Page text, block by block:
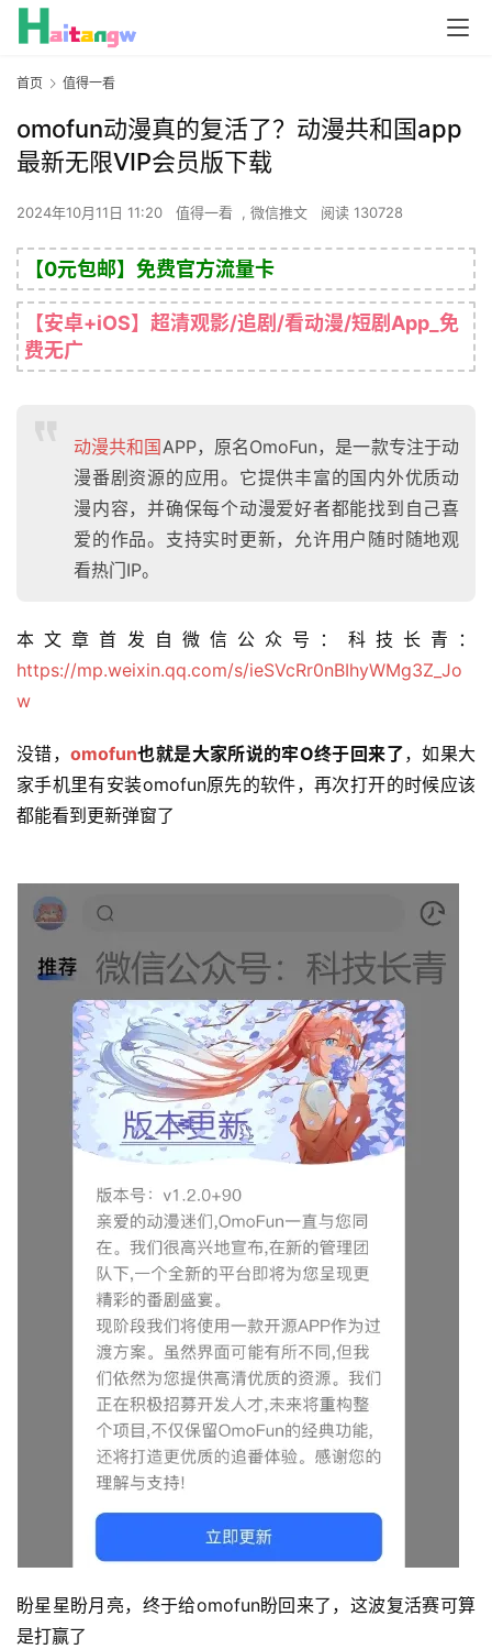
首页 值得一看
omofun动漫真的复活了？动漫共和国app
最新无限VIP会员版下载
2024年10月11日 11:20 值得一看 , 微信推文 阅读 130728
【0元包邮】免费官方流量卡
【安卓+iOS】超清观影/追剧/看动漫/短剧App_免
费无广
动漫共和国APP，原名OmoFun，是一款专注于动
漫番剧资源的应用。它提供丰富的国内外优质动
漫内容，并确保每个动漫爱好者都能找到自己喜
爱的作品。支持实时更新，允许用户随时随地观
看热门IP。
本文章首发自微信公众号：科技长青：
https://mp.weixin.qq.com/s/ieSVcRr0nBIhyWMg3Z_Jo
w
没错，omofun也就是大家所说的牢O终于回来了，如果大
家手机里有安装omofun原先的软件，再次打开的时候应该
都能看到更新弹窗了
盼星星盼月亮，终于给omofun盼回来了，这波复活赛可算
是打赢了